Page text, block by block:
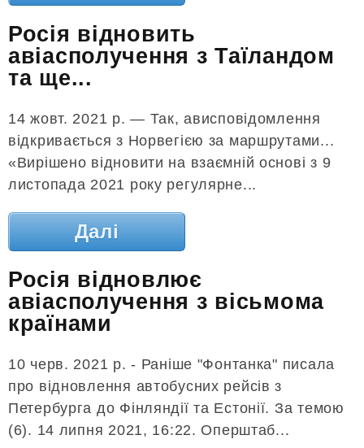
Росія відновить
авіасполучення з Таїландом
та ще...
14 жовт. 2021 р. — Так, ависповідомлення
відкривається з Норвегією за маршрутами...
«Вирішено відновити на взаємній основі з 9
листопада 2021 року регулярне...
Далі
Росія відновлює
авіасполучення з вісьмома
країнами
10 черв. 2021 р. - Раніше "Фонтанка" писала
про відновлення автобусних рейсів з
Петербурга до Фінляндії та Естонії. За темою
(6). 14 липня 2021, 16:22. Оперштаб...